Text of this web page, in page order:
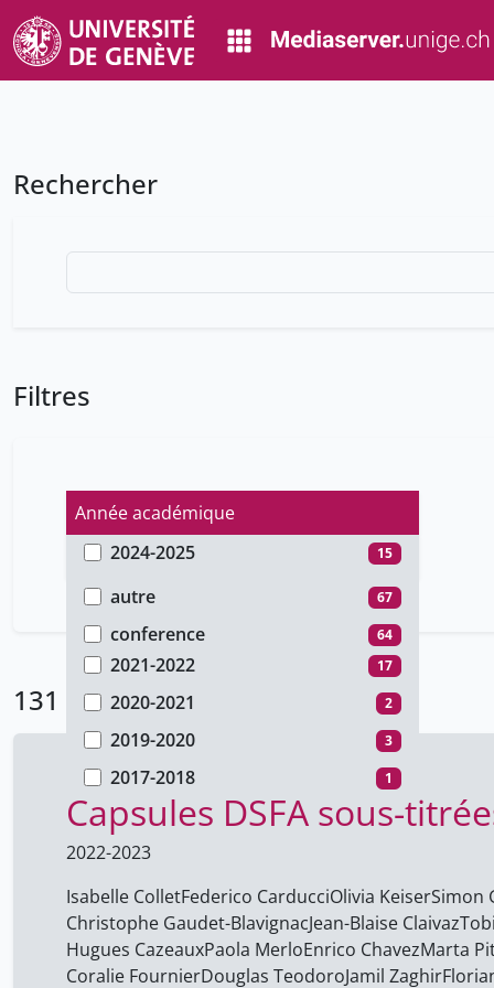
Rechercher
Filtres
Année académique
2024-2025
15
2023-2024 1
2022-2023 92
2021-2022 17
2020-2021 2
2019-2020 3
2017-2018 1
Type de document
autre
67
conference 64
131 Résultats
Capsules DSFA sous-
2022-2023
Isabelle ColletFederico CarducciOlivia KeiserSimon
Christophe Gaudet-BlavignacJean-Blaise Claivaz
Hugues CazeauxPaola MerloEnrico ChavezMarta
Coralie FournierDouglas TeodoroJamil Zaghir